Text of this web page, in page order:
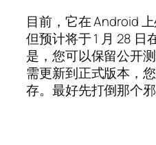
目前，它在 Android
但预计将于 1 月 28 日
是，您可以保留公开
需更新到正式版本，
存。最好先打倒那个